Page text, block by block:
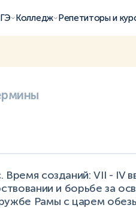
Колледж Репетиторы и
Время созданий: VII - IV
и борьбе за
Рамы с царем